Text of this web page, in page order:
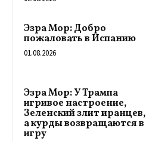
Эзра Мор: Добро
пожаловать в Испанию
01.08.2026
Эзра Мор: У Трампа
игривое настроение,
Зеленский злит иранцев,
а курды возвращаются в
игру